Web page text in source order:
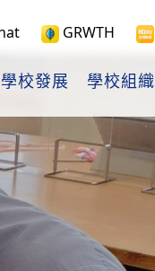
GRWTH
學校發展 學校組織